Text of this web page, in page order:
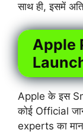
साथ ही, इसमें
Apple
Apple के इस
कोई Official
experts का